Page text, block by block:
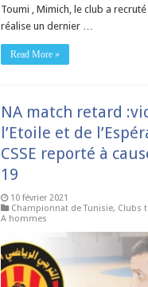
Toumi , Mimich, le club a
réalise un dernier …
Read More »
NA match retard
l’Etoile et de
CSSE reporté à
19
10 février 2021
Championnat de Tunisie, Clubs
A hommes